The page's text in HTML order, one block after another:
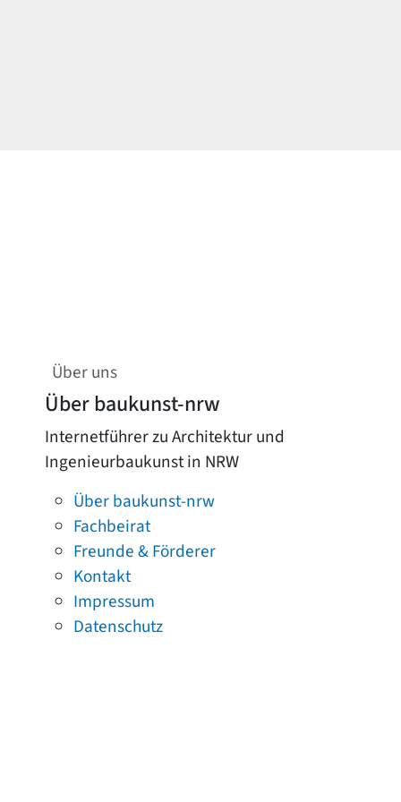
Über uns
Über baukunst-nrw
Internetführer zu Architektur und
Ingenieurbaukunst in NRW
Über baukunst-nrw
Fachbeirat
Freunde & Förderer
Kontakt
Impressum
Datenschutz